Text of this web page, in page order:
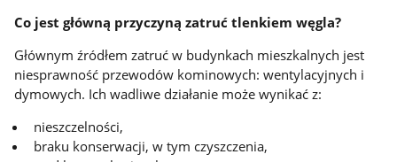
Co jest główną przyczyną zatruć tlenkiem węgla?
Głównym źródłem zatruć w budynkach mieszkalnych jest
niesprawność przewodów kominowych: wentylacyjnych i
dymowych. Ich wadliwe działanie może wynikać z:
nieszczelności,
braku konserwacji, w tym czyszczenia,